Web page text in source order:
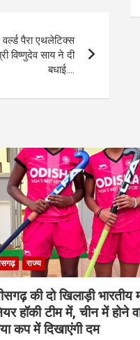
पैरा एथलेटिक्स
विष्णुदेव साय ने दी
बधाई….
राज्य
की दो खिलाड़ी भारतीय
हॉकी टीम में, चीन में होने
कप में दिखाएंगी दम